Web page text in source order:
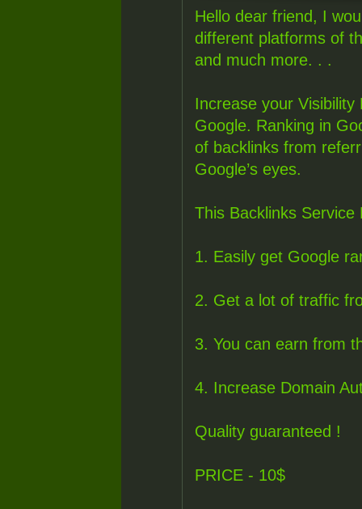
Hello dear friend, I
different platforms of
and much more. . .
Increase your
Google. Ranking in
of backlinks from
Google’s eyes.
This Backlinks Service
1. Easily get Google
2. Get a lot of traffic
3. You can earn from
4. Increase Domain
Quality guaranteed !
PRICE - 10$